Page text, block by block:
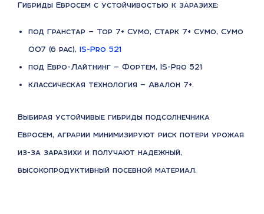
Гибриды Евросем с устойчивостью к заразихе:
под Гранстар — Тор 7+ Сумо, Старк 7+ Сумо, Сумо
007 (6 рас), IS-Pro 521
под Евро-Лайтнинг — Фортем, IS-Pro 521
классическая технология — Авалон 7+.
Выбирая устойчивые гибриды подсолнечника
Евросем, аграрии минимизируют риск потери урожая
из-за заразихи и получают надежный,
высокопродуктивный посевной материал.